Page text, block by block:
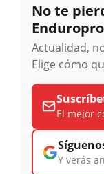
No te
Enduropro
Actualidad,
Elige cómo
El mejor
Y verás